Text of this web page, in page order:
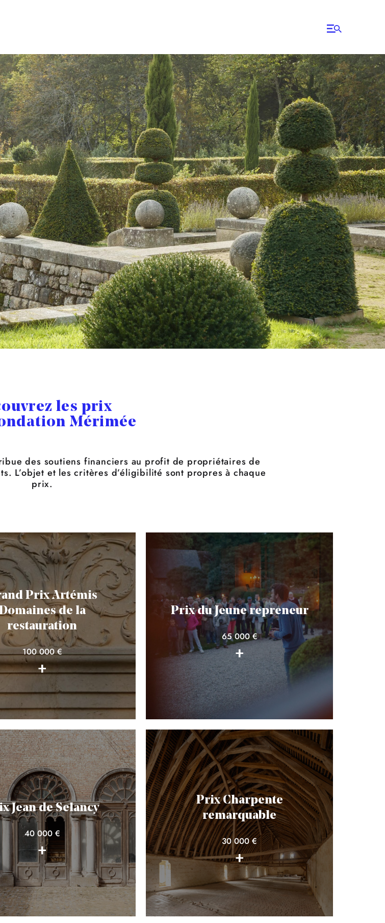
les prix
Mérimée
des soutiens financiers au profit de propriétaires de
L’objet et les critères d’éligibilité sont propres à chaque
prix.
Prix Artémis
de la
restauration
100 000 €
+
Prix du Jeune repreneur
65 000 €
+
Jean de Selancy
40 000 €
+
Prix Charpente
remarquable
30 000 €
+